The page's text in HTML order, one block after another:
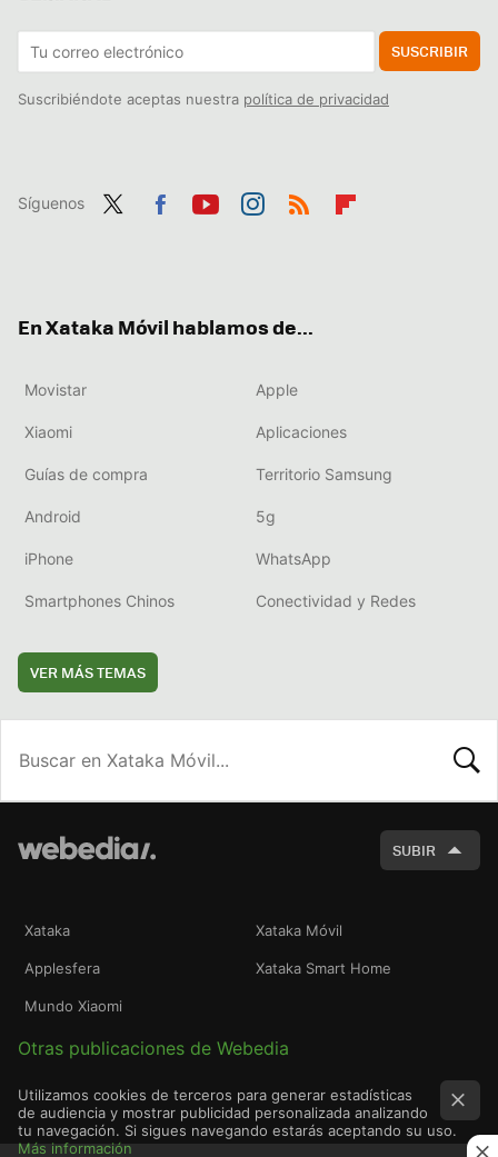
SUSCRIBIR
Suscribiéndote aceptas nuestra política de privacidad
Síguenos
En Xataka Móvil hablamos de...
Movistar Apple
Xiaomi Aplicaciones
Guías de compra Territorio Samsung
Android 5g
iPhone WhatsApp
Smartphones Chinos Conectividad y Redes
VER MÁS TEMAS
SUBIR
Xataka Xataka Móvil
Applesfera Xataka Smart Home
Mundo Xiaomi
Otras publicaciones de Webedia
Utilizamos cookies de terceros para generar estadísticas
de audiencia y mostrar publicidad personalizada analizando
tu navegación. Si sigues navegando estarás aceptando su uso.
Más información